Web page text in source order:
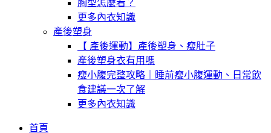
胸型怎麼看？
更多內衣知識
產後塑身
【 產後運動】產後塑身、瘦肚子
產後塑身衣有用嗎
瘦小腹完整攻略｜睡前瘦小腹運動、日常飲
食建議一次了解
更多內衣知識
首頁